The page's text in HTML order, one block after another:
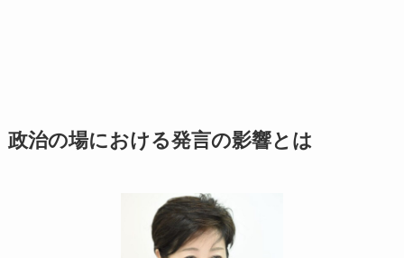
政治の場における発言の影響とは